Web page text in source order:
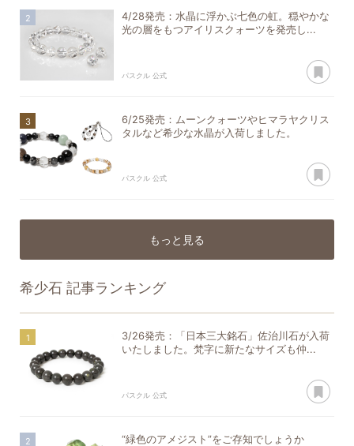
4/28発売：水晶に浮かぶ七色の虹。穏やかな
光の層をもつアイリスクォーツを発売し...
パスクル 公式
6/25発売：ムーンクォーツやヒマラヤクリス
タルなど希少な水晶が入荷しました。
パスクル 公式
もっと見る
希少石 記事ランキング
3/26発売：「日本三大銘石」佐治川石が入荷
いたしました。梵字に新たなサイズも仲...
パスクル 公式
“緑色のアメジスト”をご存知でしょうか